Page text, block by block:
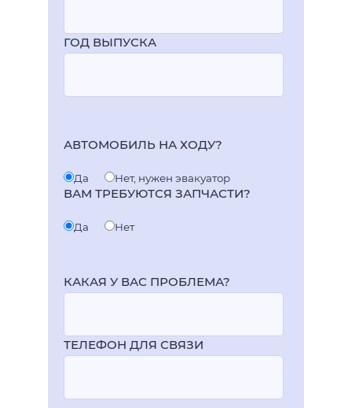
ГОД ВЫПУСКА
АВТОМОБИЛЬ НА ХОДУ?
Да Нет, нужен эвакуатор
ВАМ ТРЕБУЮТСЯ ЗАПЧАСТИ?
Да Нет
КАКАЯ У ВАС ПРОБЛЕМА?
ТЕЛЕФОН ДЛЯ СВЯЗИ